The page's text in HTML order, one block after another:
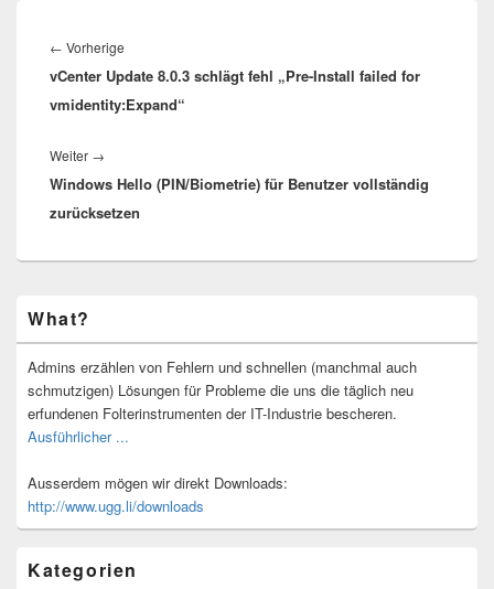
← Vorherige
Beitrag:
vCenter Update 8.0.3 schlägt fehl „Pre-Install failed for
vmidentity:Expand“
Weiter →
Beitrag:
Windows Hello (PIN/Biometrie) für Benutzer vollständig
zurücksetzen
Seitenleisten-
Widgetbereich
What?
Admins erzählen von Fehlern und schnellen (manchmal auch
schmutzigen) Lösungen für Probleme die uns die täglich neu
erfundenen Folterinstrumenten der IT-Industrie bescheren.
Ausführlicher ...
Ausserdem mögen wir direkt Downloads:
http://www.ugg.li/downloads
Kategorien